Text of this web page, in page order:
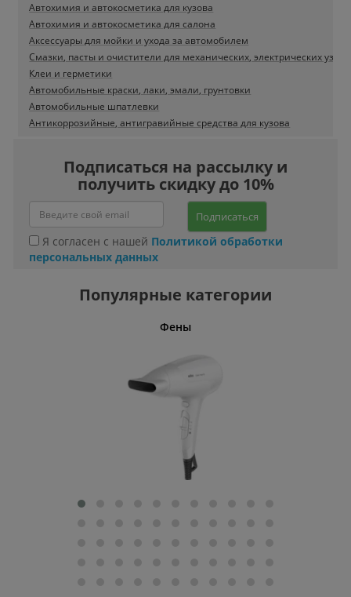
Автохимия и автокосметика для кузова
Автохимия и автокосметика для салона
Аксессуары для мойки и ухода за автомобилем
Смазки, пасты и очистители для механических, электрических узлов
Клеи и герметики
Автомобильные краски, лаки, эмали, грунтовки
Автомобильные шпатлевки
Антикоррозийные, антигравийные средства для кузова
Подписаться на рассылку и
получить скидку до 10%
Подписаться
Я согласен с нашей Политикой обработки
персональных данных
Популярные категории
Фены